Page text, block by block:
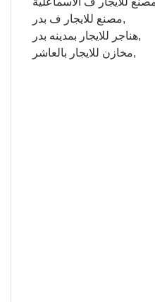
مصنع للايجار ف بدر,
هناجر للايجار بمدينه بدر,
مخازن للايجار بالعاشر,